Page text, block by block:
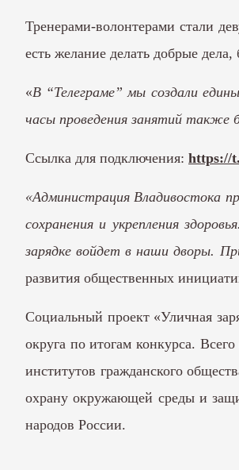
Тренерами-волонтерами стали
есть желание делать добрые
«В “Телеграме” мы создали
часы проведения занятий
Ссылка для подключения: https://
«Администрация Владивостока
сохранения и укрепления
зарядке войдет в наши дворы.
развития общественных
Социальный проект «Уличная
округа по итогам конкурса.
институтов гражданского
охрану окружающей среды и
народов России.